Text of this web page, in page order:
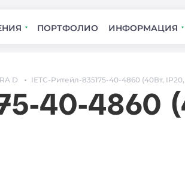
ПОРТФОЛИО ИНФОРМАЦИЯ
D IETC-Ритейл-835175-40-4860 (40Вт,
40-4860